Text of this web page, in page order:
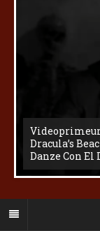
Dracula’s
Danze Con El